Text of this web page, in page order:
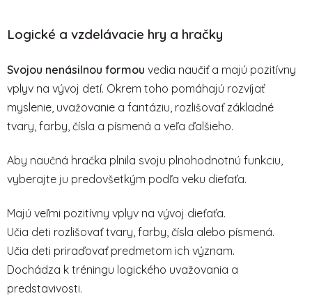
l
á
a
c
i
e
p
v
k
v
ý
p
i
s
Logické a vzdelávacie hry a hračky
Svojou nenásilnou formou vedia naučiť a majú pozitívny
vplyv na vývoj detí. Okrem toho pomáhajú rozvíjať
myslenie, uvažovanie a fantáziu, rozlišovať základné
tvary, farby, čísla a písmená a veľa ďalšieho.
Aby naučná hračka plnila svoju plnohodnotnú funkciu,
vyberajte ju predovšetkým podľa veku dieťaťa.
Majú veľmi pozitívny vplyv na vývoj dieťaťa.
Učia deti rozlišovať tvary, farby, čísla alebo písmená.
Učia deti priraďovať predmetom ich význam.
Dochádza k tréningu logického uvažovania a
predstavivosti.